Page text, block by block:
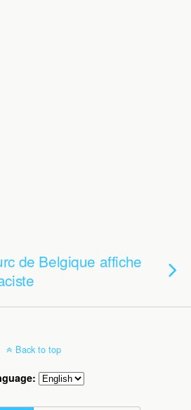
de Belgique affiche
Back to top